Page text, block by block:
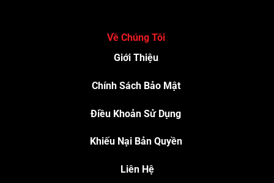
Về Chúng Tôi
Giới Thiệu
Chính Sách Bảo Mật
Điều Khoản Sử Dụng
Khiếu Nại Bản Quyền
Liên Hệ